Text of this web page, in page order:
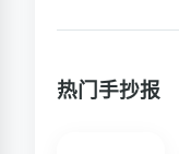
热门手抄报